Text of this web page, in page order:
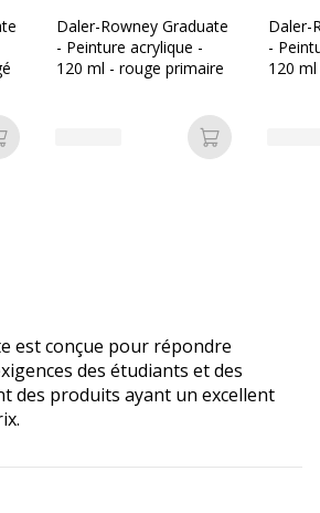
au panier
Daler-Rowney Graduate
- Peinture acrylique -
120 ml - rouge primaire
Ajouter au
Daler-
-
120
est conçue pour répondre
des étudiants et des
des produits ayant un excellent